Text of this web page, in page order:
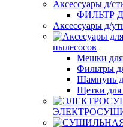
Аксессуары д/
ФИЛЬТР
Аксессуары д/
пылесосов
Мешки для
Фильтры
Шампунь
Щетки для